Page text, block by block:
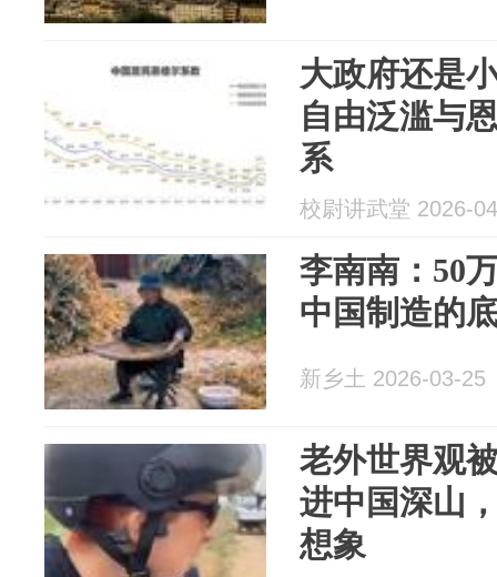
大政府还是
自由泛滥与
系
校尉讲武堂 2026-
李南南：50
中国制造的
新乡土 2026-03-25
老外世界观
进中国深山
想象